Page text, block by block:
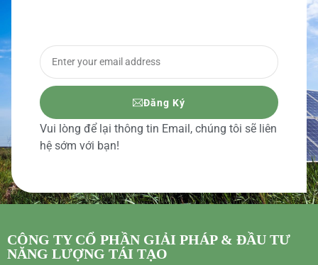
Đăng Ký
Vui lòng để lại thông tin Email, chúng tôi sẽ liên
hệ sớm với bạn!
CÔNG TY CỔ PHẦN GIẢI PHÁP & ĐẦU TƯ
NĂNG LƯỢNG TÁI TẠO